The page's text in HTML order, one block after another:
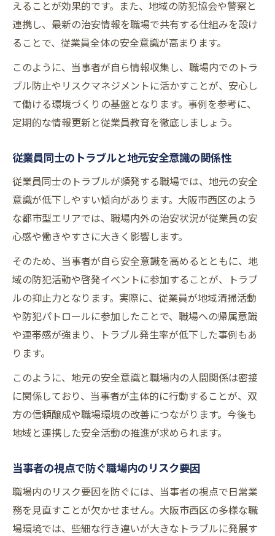
えることが効果的です。また、地域の防犯協会や警察と
連携し、最新の治安情報を職場で共有する仕組みを設け
ることで、従業員全体の安全意識が高まります。
このように、当事者が自ら情報収集し、職場内でのトラ
ブル防止やリスクマネジメントに活かすことが、安心し
て働ける環境づくりの基盤となります。事例を参考に、
定期的な情報更新と従業員教育を徹底しましょう。
従業員同士のトラブルと地元安全意識の関係性
従業員同士のトラブルが頻発する職場では、地元の安全
意識が低下しやすい傾向があります。大阪市西区のよう
な都市型エリアでは、職場内外の治安状況が従業員の安
心感や働きやすさに大きく影響します。
そのため、当事者が自ら安全意識を高めるとともに、地
域の防犯活動や啓発イベントに参加することが、トラブ
ルの抑止力となります。実際に、従業員が地域清掃活動
や防犯パトロールに参加したことで、職場への帰属意識
や連帯感が強まり、トラブル発生率が低下した事例もあ
ります。
このように、地元の安全意識と職場内の人間関係は密接
に関係しており、当事者が主体的に行動することが、双
方の信頼醸成や職場環境の改善につながります。今後も
地域と連携した安全活動の推進が求められます。
当事者の視点で防ぐ職場内のリスク要因
職場内のリスク要因を防ぐには、当事者の視点で日常業
務を見直すことが欠かせません。大阪市西区の多様な職
場環境では、些細な行き違いが大きなトラブルに発展す